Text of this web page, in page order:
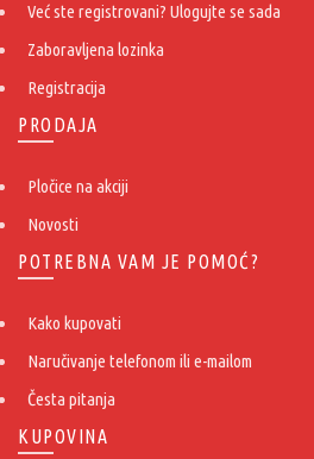
Već ste registrovani? Ulogujte se sada
Zaboravljena lozinka
Registracija
PRODAJA
Pločice na akciji
Novosti
POTREBNA VAM JE POMOĆ?
Kako kupovati
Naručivanje telefonom ili e-mailom
Česta pitanja
KUPOVINA